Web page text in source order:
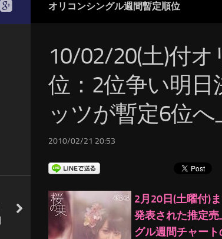
オリコンシングル週間暫定順位
10/02/20(土)付
位：2位争い明日
ッツが暫定6位へ
2010/02/21 20:53
2月20日(土曜付)
発表された推定
グル週間チャート